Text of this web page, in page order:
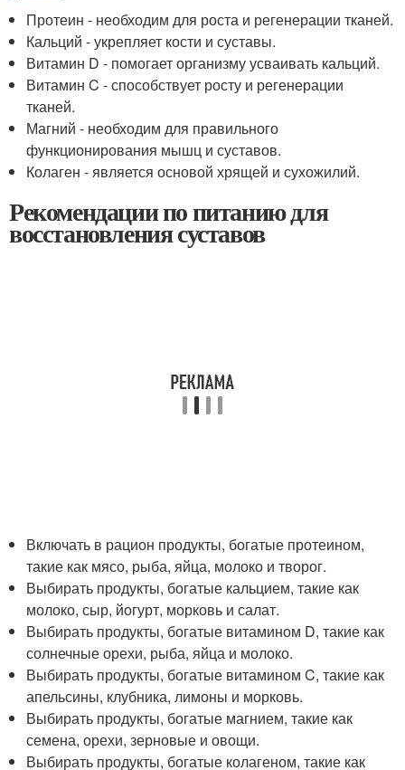
Протеин - необходим для роста и регенерации тканей.
Кальций - укрепляет кости и суставы.
Витамин D - помогает организму усваивать кальций.
Витамин C - способствует росту и регенерации
тканей.
Магний - необходим для правильного
функционирования мышц и суставов.
Колаген - является основой хрящей и сухожилий.
Рекомендации по питанию для
восстановления суставов
Включать в рацион продукты, богатые протеином,
такие как мясо, рыба, яйца, молоко и творог.
Выбирать продукты, богатые кальцием, такие как
молоко, сыр, йогурт, морковь и салат.
Выбирать продукты, богатые витамином D, такие как
солнечные орехи, рыба, яйца и молоко.
Выбирать продукты, богатые витамином C, такие как
апельсины, клубника, лимоны и морковь.
Выбирать продукты, богатые магнием, такие как
семена, орехи, зерновые и овощи.
Выбирать продукты, богатые колагеном, такие как